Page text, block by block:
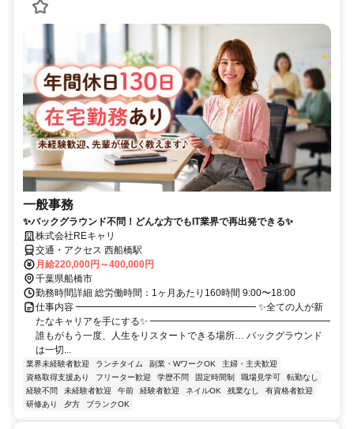
一般事務
✨バックグラウンド不問！どんな方でもIT業界で再出発できる✨
株式会社REキャリ
交通・アクセス 西船橋駅
月給220,000円～400,000円
千葉県船橋市
勤務時間詳細 総労働時間：1ヶ月あたり160時間 9:00〜18:00
仕事内容 ━━━━━━━━━━━━━━━━━━━ ✨全ての人が新
たなキャリアを手にする✨ ━━━━━━━━━━━━━━━━━━━
誰もがもう一度、人生をリスタートできる場所… バックグラウンド
は一切...
業界未経験者歓迎 ランチタイム 副業・WワークOK
主婦・主夫歓迎
資格取得支援あり
フリーター歓迎 学歴不問 固定時間制 職場見学可
転勤なし
経験不問
未経験者歓迎 午前 経験者歓迎 ネイルOK 残業なし
有資格者歓迎
研修あり
夕方 ブランクOK